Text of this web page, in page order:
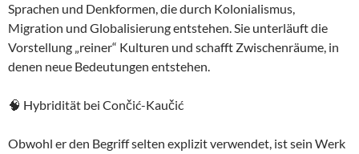
Sprachen und Denkformen, die durch Kolonialismus,
Migration und Globalisierung entstehen. Sie unterläuft die
Vorstellung „reiner“ Kulturen und schafft Zwischenräume, in
denen neue Bedeutungen entstehen.
🧠 Hybridität bei Cončić-Kaučić
Obwohl er den Begriff selten explizit verwendet, ist sein Werk